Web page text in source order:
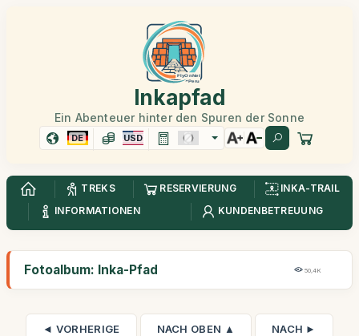
Inkapfad
Ein Abenteuer hinter den Spuren der Sonne
DE USD
TREKS RESERVIERUNG
INKA-TRAIL
INFORMATIONEN
KUNDENBETREUUNG
Fotoalbum: Inka-Pfad 50,4K
◄ VORHERIGE NACH OBEN ▲ NACH ►